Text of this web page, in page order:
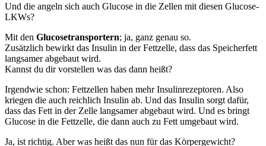
Und die angeln sich auch Glucose in die Zellen mit diesen Glucose-
LKWs?
Mit den Glucosetransportern; ja, ganz genau so.
Zusätzlich bewirkt das Insulin in der Fettzelle, dass das Speicherfett
langsamer abgebaut wird.
Kannst du dir vorstellen was das dann heißt?
Irgendwie schon: Fettzellen haben mehr Insulinrezeptoren. Also
kriegen die auch reichlich Insulin ab. Und das Insulin sorgt dafür,
dass das Fett in der Zelle langsamer abgebaut wird. Und es bringt
Glucose in die Fettzelle, die dann auch zu Fett umgebaut wird.
Ja, ist richtig. Aber was heißt das nun für das Körpergewicht?